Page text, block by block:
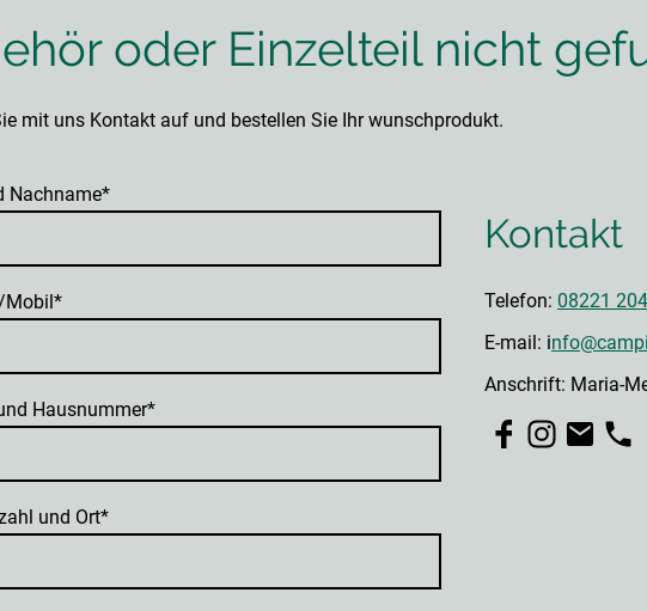
oder Einzelteil nicht
mit uns Kontakt auf und bestellen Sie Ihr wunschprodukt.
Nachname*
Mobil*
Hausnummer*
und Ort*
Kontakt
Telefon: 08221
E-mail: i
Anschrift: Maria-